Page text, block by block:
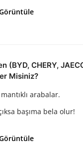
(BYD, CHERY,
Misiniz?
arabalar.
başıma bela olur!